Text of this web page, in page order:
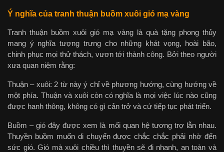
Ý nghĩa của tranh thuận buồm xuôi gió mạ vàng
Tranh thuận buồm xuôi gió mạ vàng là quà tặng phong thủy
mang ý nghĩa tượng trưng cho những khát vọng, hoài bão,
chinh phục mọi thử thách, vươn tới thành công. Bởi theo người
xưa quan niệm rằng:
Thuận – xuôi: 2 từ này ý chỉ về phương hướng, cùng hướng về
một phía. Thuận và xuôi còn có nghĩa là mọi việc lúc nào cũng
được hanh thông, không có gì cản trở và cứ tiếp tục phát triển.
Buồm – gió đây được xem là mối quan hệ tương trợ lẫn nhau.
Thuyền buồm muốn di chuyển được chắc chắc phải nhờ đến
sức gió. Gió mà xuôi chiều thì thuyền sẽ đi nhanh, an toàn và